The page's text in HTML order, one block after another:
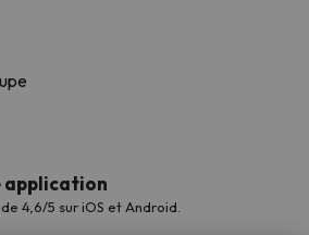
application
4,6/5 sur iOS et Android.